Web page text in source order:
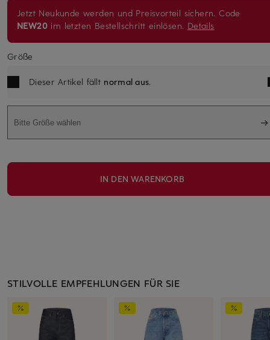
Jetzt Neukunde werden und Preisvorteil sichern. Code
NEW20 im letzten Bestellschritt einlösen. Details
Größe
Dieser Artikel fällt normal aus.
Bitte Größe wählen
IN DEN WARENKORB
STILVOLLE EMPFEHLUNGEN FÜR SIE